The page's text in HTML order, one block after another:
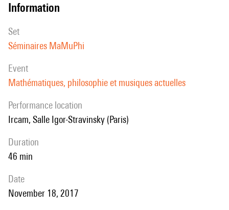
information
set
Séminaires MaMuPhi
event
Mathématiques, philosophie et musiques actuelles
performance location
Ircam, Salle Igor-Stravinsky (Paris)
duration
46 min
date
November 18, 2017